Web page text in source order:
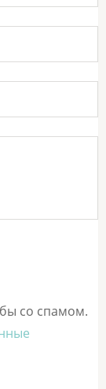
со спамом.